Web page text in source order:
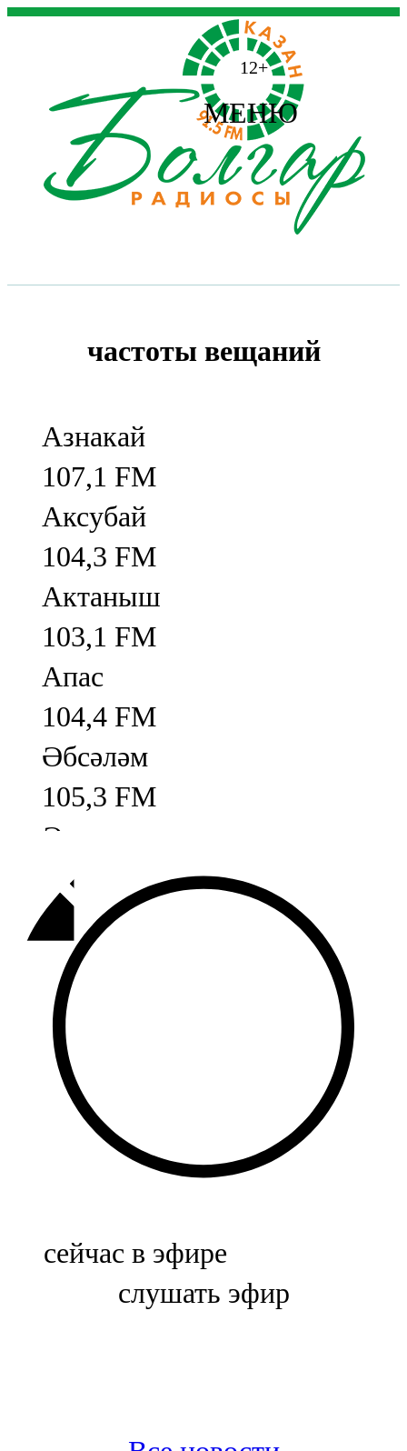
12+
МЕНЮ
частоты вещаний
Азнакай
107,1 FM
Аксубай
104,3 FM
Актаныш
103,1 FM
Апас
104,4 FM
Әбсәләм
105,3 FM
Әлмәт
92,9 FM
Базарлы матак
107,1 FM
Балык бистәсе
104,9 FM
Баулы
107,5 FM
Биләр
Болгар
100,3 FM
сейчас в эфире
слушать эфир